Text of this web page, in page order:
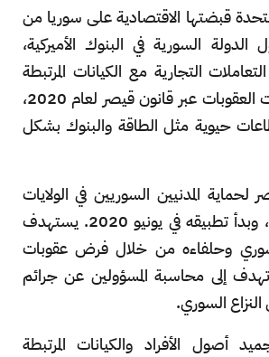
قبضتها الاقتصادية على سوريا من
السورية في البنوك الأميركية،
التجارية مع الكيانات المرتبطة
بالحكومة. كما عززت العقوبات عبر قانون قيصر لعام 2020،
حيوية مثل الطاقة والبنوك بشكل
لحماية المدنيين السوريين في الولايات
المتحدة عام 2019، وبدأ تطبيقه في يونيو 2020. يستهدف
وحلفاءه من خلال فرض عقوبات
إلى محاسبة المسؤولين عن جرائم
النزاع السوري.
أصول الأفراد والكيانات المرتبطة